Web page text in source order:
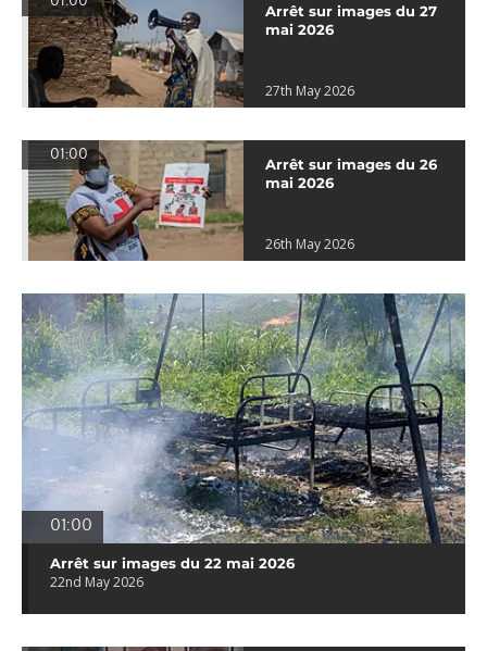
Arrêt sur images du 27
mai 2026
27th May 2026
01:00
Arrêt sur images du 26
mai 2026
26th May 2026
01:00
Arrêt sur images du 22 mai 2026
22nd May 2026